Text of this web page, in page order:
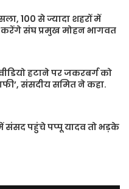
100 से ज्यादा शहरों में
संघ प्रमुख मोहन भागवत
वीडियो हटाने पर जकरबर्ग को
संसदीय समित ने कहा.
संसद पहुंचे पप्पू यादव तो भड़के